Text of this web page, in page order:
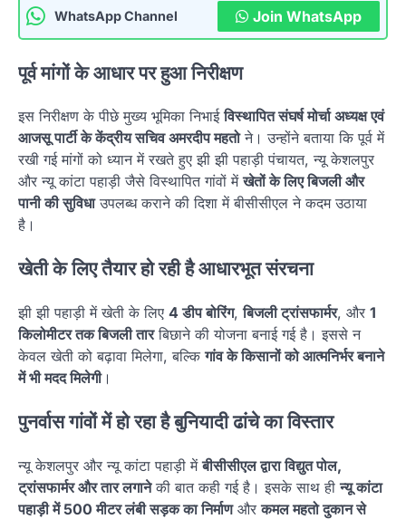
WhatsApp Channel Join WhatsApp
पूर्व मांगों के आधार पर हुआ निरीक्षण
इस निरीक्षण के पीछे मुख्य भूमिका निभाईविस्थापित संघर्ष मोर्चा अध्यक्ष एवं
आजसू पार्टी के केंद्रीय सचिव अमरदीप महतोने। उन्होंने बताया कि पूर्व में
रखी गई मांगों को ध्यान में रखते हुए झी झी पहाड़ी पंचायत, न्यू केशलपुर
और न्यू कांटा पहाड़ी जैसे विस्थापित गांवों मेंखेतों के लिए बिजली और
पानी की सुविधाउपलब्ध कराने की दिशा में बीसीसीएल ने कदम उठाया
है।
खेती के लिए तैयार हो रही है आधारभूत संरचना
झी झी पहाड़ी में खेती के लिए 4 डीप बोरिंग,बिजली ट्रांसफार्मर, और 1
किलोमीटर तक बिजली तारबिछाने की योजना बनाई गई है। इससे न
केवल खेती को बढ़ावा मिलेगा, बल्किगांव के किसानों को आत्मनिर्भर बनाने
में भी मदद मिलेगी।
पुनर्वास गांवों में हो रहा है बुनियादी ढांचे का विस्तार
न्यू केशलपुर और न्यू कांटा पहाड़ी मेंबीसीसीएल द्वारा विद्युत पोल,
ट्रांसफार्मर और तार लगानेकी बात कही गई है। इसके साथ हीन्यू कांटा
पहाड़ी में 500 मीटर लंबी सड़क का निर्माणऔरकमल महतो दुकान से